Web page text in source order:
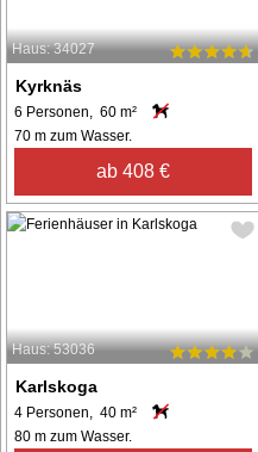
Haus: 34027
Kyrknäs
6 Personen, 60 m²
70 m zum Wasser.
ab 408 €
Haus: 53036
Karlskoga
4 Personen, 40 m²
80 m zum Wasser.